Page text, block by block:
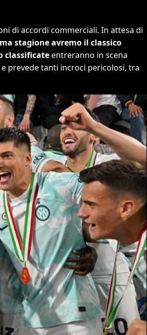
di accordi commerciali. In attesa di
stagione avremo il classico
classificateentreranno in scena
prevede tanti incroci pericolosi, tra